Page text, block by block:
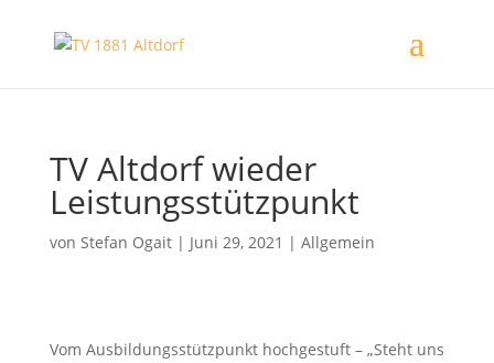
TV Altdorf wieder
Leistungsstützpunkt
von Stefan Ogait| Juni 29, 2021 | Allgemein
Vom Ausbildungsstützpunkt hochgestuft – „Steht uns